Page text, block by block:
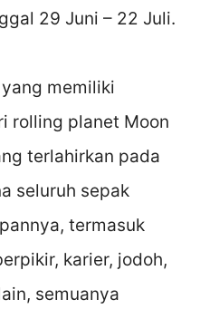
29 Juni – 22 Juli.
memiliki
rolling planet Moon
terlahirkan pada
seluruh sepak
termasuk
karier, jodoh,
semuanya